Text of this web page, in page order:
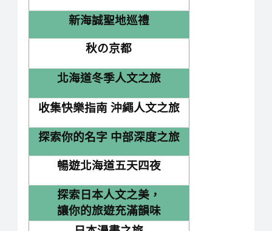
新海誠聖地巡禮
秋の京都
北海道冬季人文之旅
收集快樂指南 沖繩人文之旅
探索你的名字 中部深度之旅
暢遊北海道五天四夜
探索日本人文之美，
讓你的旅遊充滿韻味